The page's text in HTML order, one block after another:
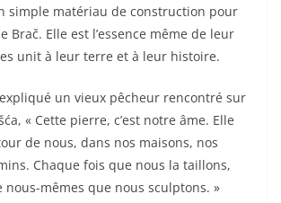
simple matériau de construction pour
Brač. Elle est l’essence même de leur
unit à leur terre et à leur histoire.
expliqué un vieux pêcheur rencontré sur
« Cette pierre, c’est notre âme. Elle
de nous, dans nos maisons, nos
Chaque fois que nous la taillons,
nous-mêmes que nous sculptons. »